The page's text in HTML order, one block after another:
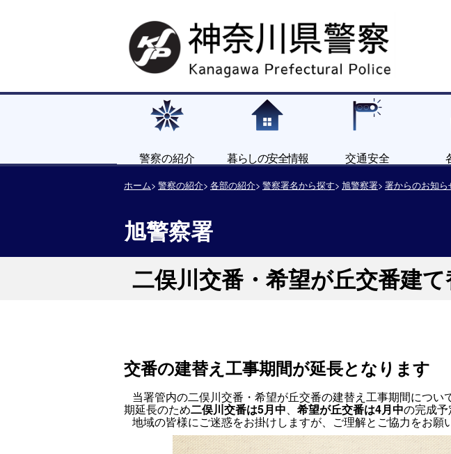
警察の紹介 暮らしの安全情報 交通安全
ホーム 警察の紹介 各部の紹介 警察署名から探す 旭警察署 署からのお知ら
旭警察署
二俣川交番・希望が丘交番建
交番の建替え工事期間が延長となります
当署管内の二俣川交番・希望が丘交番の建替え工事期間につい
期延長のため二俣川交番は5月中、 希望が丘交番は4月中の完成予
地域の皆様にご迷惑をお掛けしますが、ご理解とご協力をお願